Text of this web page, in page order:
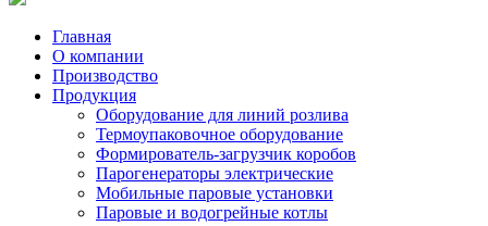
Главная
О компании
Производство
Продукция
Оборудование для линий розлива
Термоупаковочное оборудование
Формирователь-загрузчик коробов
Парогенераторы электрические
Мобильные паровые установки
Паровые и водогрейные котлы